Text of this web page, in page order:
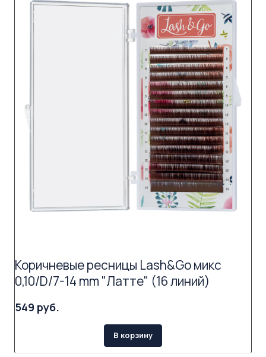
Коричневые ресницы Lash&Go микс
0,10/D/7-14 mm "Латте" (16 линий)
549 руб.
В корзину